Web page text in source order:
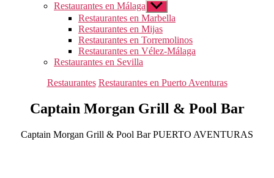
Restaurantes en Málaga Mostrar
el
submenú
Restaurantes en Marbella
Restaurantes en Mijas
Restaurantes en Torremolinos
Restaurantes en Vélez-Málaga
Restaurantes en Sevilla
Categorías
Restaurantes Restaurantes en Puerto Aventuras
Captain Morgan Grill & Pool Bar
Captain Morgan Grill & Pool Bar PUERTO AVENTURAS